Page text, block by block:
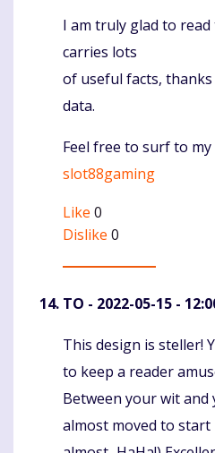
Komentaras
I am truly glad to
carries lots
of useful facts,
data.
Feel free to surf to my
slot88gaming
Like 0
Dislike 0
TO - 2022-05-15 -
Komentaras
This design is steller!
to keep a reader
Between your wit and
almost moved to start